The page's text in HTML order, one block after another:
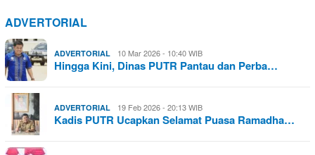
ADVERTORIAL
ADVERTORIAL 10 Mar 2026 - 10:40 WIB
Hingga Kini, Dinas PUTR Pantau dan Perba…
ADVERTORIAL 19 Feb 2026 - 20:13 WIB
Kadis PUTR Ucapkan Selamat Puasa Ramadha…